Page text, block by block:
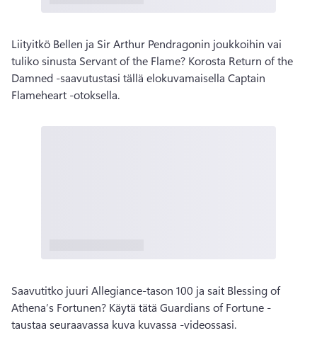
Liityitkö Bellen ja Sir Arthur Pendragonin joukkoihin vai
tuliko sinusta Servant of the Flame? Korosta Return of the
Damned -saavutustasi tällä elokuvamaisella Captain
Flameheart -otoksella.
Saavutitko juuri Allegiance-tason 100 ja sait Blessing of
Athena’s Fortunen? Käytä tätä Guardians of Fortune -
taustaa seuraavassa kuva kuvassa -videossasi.